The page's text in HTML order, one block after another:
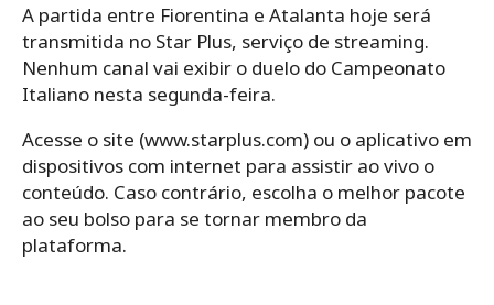
A partida entre Fiorentina e Atalanta hoje será
transmitida no Star Plus, serviço de streaming.
Nenhum canal vai exibir o duelo do Campeonato
Italiano nesta segunda-feira.
Acesse o site (www.starplus.com) ou o aplicativo em
dispositivos com internet para assistir ao vivo o
conteúdo. Caso contrário, escolha o melhor pacote
ao seu bolso para se tornar membro da
plataforma.